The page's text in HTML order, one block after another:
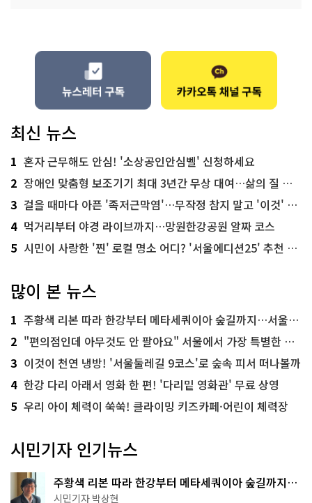
최신 뉴스
1 혼자 근무해도 안심! '소상공인안심벨' 신청하세요
2 장애인 맞춤형 보조기기 최대 3년간 무상 대여…삶의 질 높인다
3 걸을 때마다 아픈 '족저근막염'…무작정 참지 말고 '이것' 해보세요!
4 먹거리부터 야경 라이브까지…망원한강공원 알짜 코스
5 시민이 사랑한 '찐' 로컬 명소 어디? '서울에디션25' 추천 코스
많이 본 뉴스
1 주황색 리본 따라 한강부터 메타세쿼이아 숲길까지…서울둘레길 15코스
2 "편의점인데 아무것도 안 팔아요" 서울에서 가장 특별한 편의점의 정체
3 이것이 천연 냉방! '서울둘레길 9코스'로 숲속 피서 떠나볼까
4 한강 다리 아래서 영화 한 편! '다리밑 영화관' 무료 상영
5 우리 아이 체력이 쑥쑥! 클라이밍 키즈카페·어린이 체력장
시민기자 인기뉴스
주황색 리본 따라 한강부터 메타세쿼이아 숲길까지…
서울둘레길 15코스
시민기자 박상현